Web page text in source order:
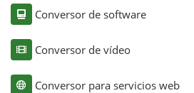
Conversor de software
Conversor de vídeo
Conversor para servicios web